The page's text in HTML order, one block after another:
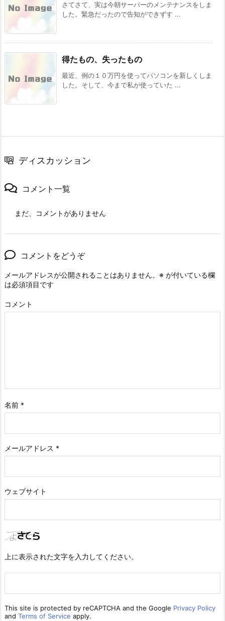
さてさて、実は今朝サーバーのメンテナンスをしま
した。緊急だったので告知ができずす ...
得たもの、失ったもの
最近、例の１０万円を使ってパソコンを新しくしま
した。そして、今まで私が使っていた ...
ディスカッション
コメント一覧
まだ、コメントがありません
コメントをどうぞ
メールアドレスが公開されることはありません。 ※ が付いている欄
は必須項目です
コメント
名前 *
メールアドレス *
ウェブサイト
上に表示された文字を入力してください。
This site is protected by reCAPTCHA and the Google Privacy Policy
and Terms of Service apply.